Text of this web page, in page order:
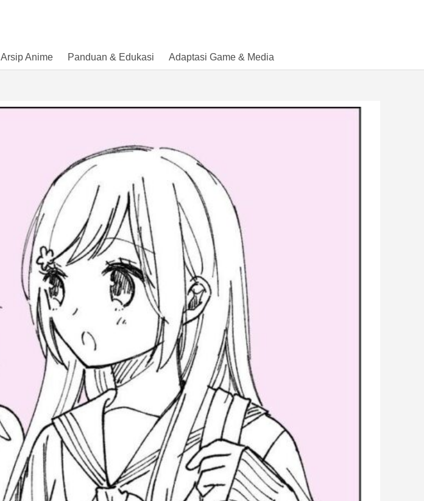
Arsip Anime Panduan & Edukasi Adaptasi Game & Media